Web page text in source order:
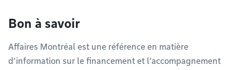
Bon à savoir
Affaires Montréal est une référence en matière
d’information sur le financement et l’accompagnement